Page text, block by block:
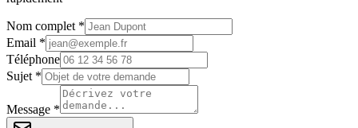
Nom complet *
Email *
Téléphone
Sujet *
Message *